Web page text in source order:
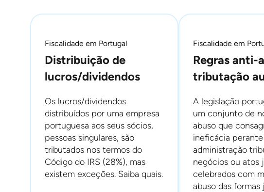
Fiscalidade em Portugal
Distribuição de
lucros/dividendos
Os lucros/dividendos
distribuídos por uma empresa
portuguesa aos seus sócios,
pessoas singulares, são
tributados nos termos do
Código do IRS (28%), mas
existem exceções. Saiba quais.
Fiscalidade em
Regras anti-
tributação
A legislação
um conjunto de
abuso que
ineficácia perante
administração
negócios ou atos
celebrados com
abuso das formas